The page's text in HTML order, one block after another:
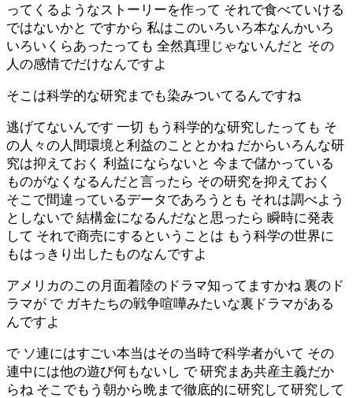
ってくるようなストーリーを作って それで食べていける
ではないかと ですから 私はこのいろいろ本なんかいろ
いろいくらあったっても 全然真理じゃないんだと その
人の感情でだけなんですよ
そこは科学的な研究までも染みついてるんですね
逃げてないんです 一切 もう科学的な研究したっても そ
の人々の人間環境と利益のこととかね だからいろんな研
究は抑えておく 利益にならないと 今まで儲かっている
ものがなくなるんだと言ったら その研究を抑えておく
そこで間違っているデータであろうとも それは調べよう
としないで 結構金になるんだなと思ったら 瞬時に発表
して それで商売にするということは もう科学の世界に
もはっきり出したものなんですよ
アメリカのこの月面着陸のドラマ知ってますかね 裏のド
ラマが で ガキたちの戦争喧嘩みたいな裏ドラマがある
んですよ
で ソ連にはすごい本当はその当時で科学者がいて その
連中には他の遊び何もないし で 研究まあ共産主義だか
らね そこでもう朝から晩まで徹底的に研究して研究して